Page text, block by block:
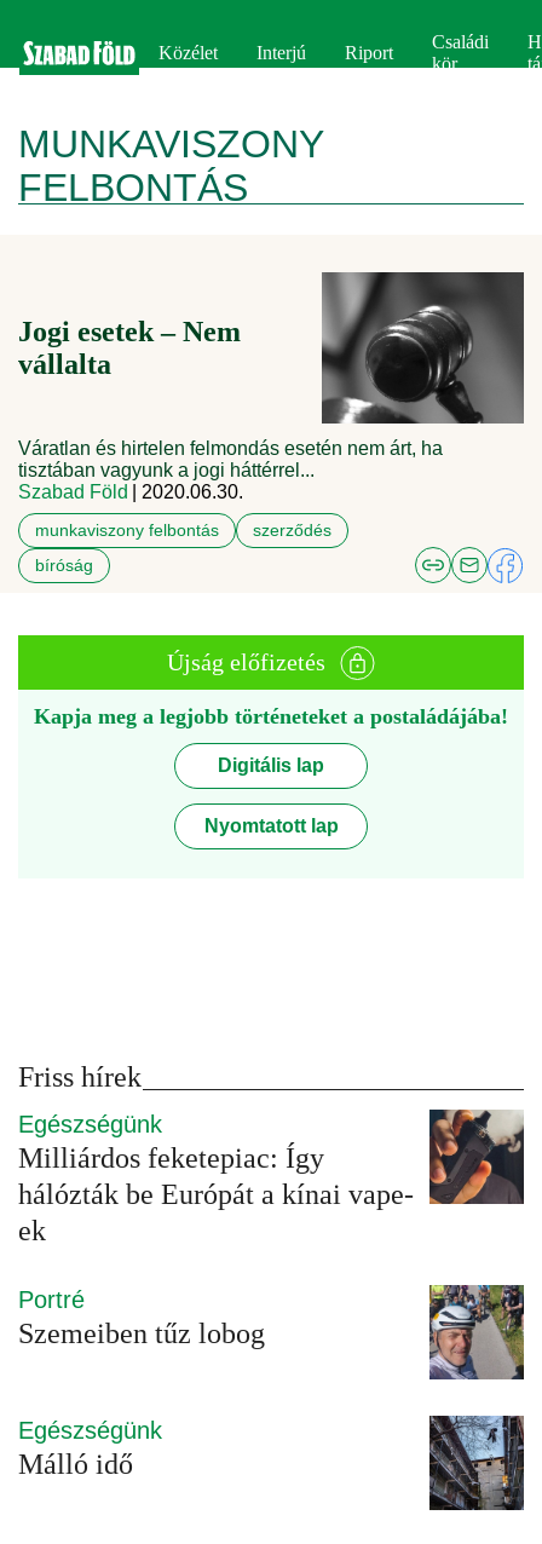
Közélet Interjú Riport
Családi
kör
MUNKAVISZONY
FELBONTÁS
Jogi esetek – Nem
vállalta
Váratlan és hirtelen felmondás esetén nem árt, ha
tisztában vagyunk a jogi háttérrel...
Szabad Föld
| 2020.06.30.
munkaviszony felbontás
szerződés
bíróság
Újság előfizetés
Kapja meg a legjobb történeteket a postaládájába!
Digitális lap
Nyomtatott lap
Friss hírek
Egészségünk
Milliárdos feketepiac: Így
hálózták be Európát a kínai vape-
ek
Portré
Szemeiben tűz lobog
Egészségünk
Málló idő